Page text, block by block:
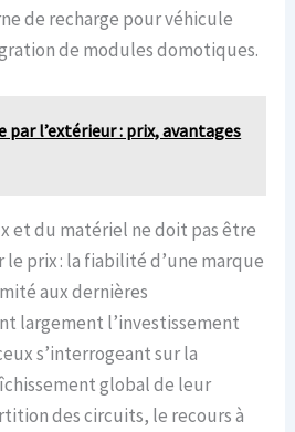
de recharge pour véhicule
de modules domotiques.
l’extérieur : prix, avantages
et du matériel ne doit pas être
prix : la fiabilité d’une marque
aux dernières
largement l’investissement
s’interrogeant sur la
global de leur
des circuits, le recours à